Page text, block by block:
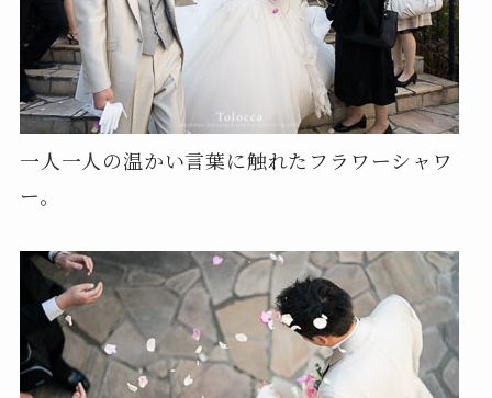
一人一人の温かい言葉に触れたフラワーシャワ
ー。